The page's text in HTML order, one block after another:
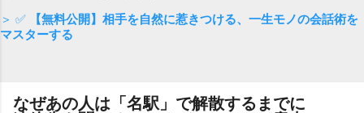
＞ ✅
【無料公開】相手を自然に惹きつける、一生モノの会話術を
マスターする
なぜあの人は「名駅」で解散するまでに